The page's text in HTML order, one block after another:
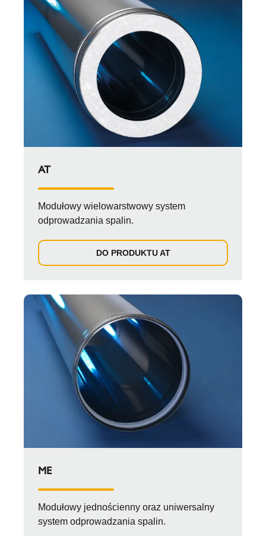
AT
Modułowy wielowarstwowy system
odprowadzania spalin.
DO PRODUKTU AT
ME
Modułowy jednościenny oraz uniwersalny
system odprowadzania spalin.